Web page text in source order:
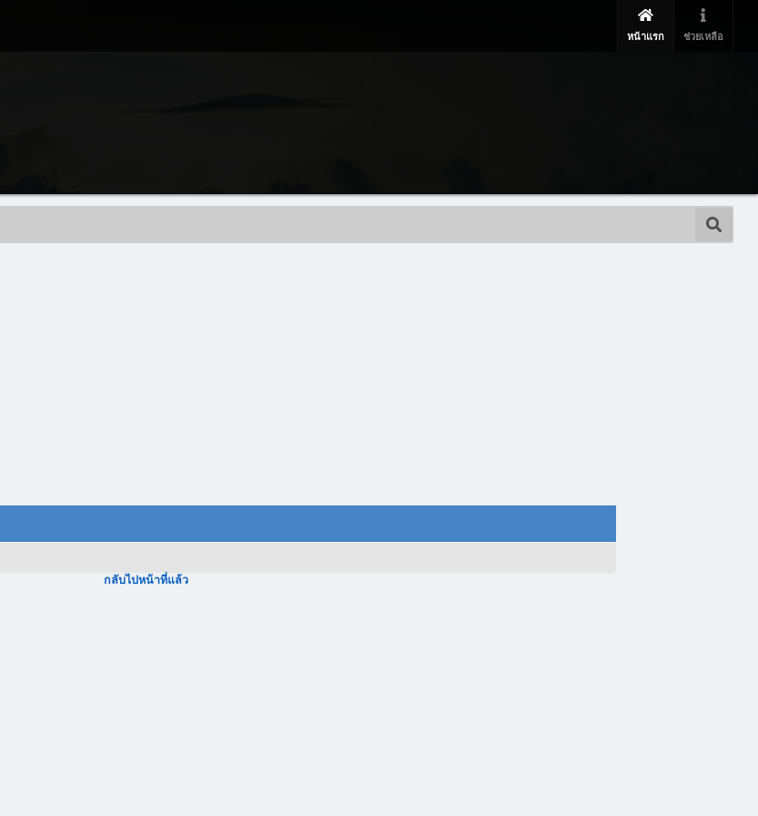
หน้าแรก ช่วยเหลือ
กลับไปหน้าที่แล้ว